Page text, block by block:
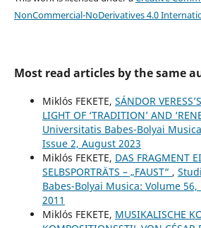
NonCommercial-NoDerivatives 4.0
Most read articles by the same
Miklós FEKETE, SÁNDOR
LIGHT OF ‘TRADITION’ AND
Universitatis Babes-Bolyai
Issue 2, August 2023
Miklós FEKETE, DAS FRAGMENT
SELBSPORTRÄTS – „FAUST“ ,
Babes-Bolyai Musica: Volume
2011
Miklós FEKETE, MUSIKALISCHE